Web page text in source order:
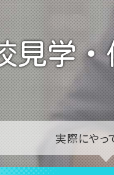
見学・
実際にやっ